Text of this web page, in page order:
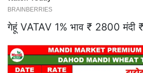
गेहूं VATAV 1% भाव ₹ 2800 मंदी